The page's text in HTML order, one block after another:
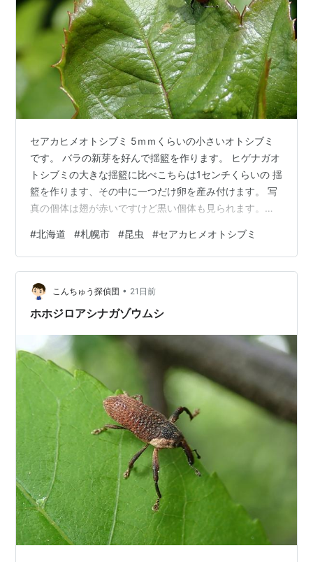
石狩鍋
スープカレー
味噌ラーメン(桑園の競馬場の南側モーテルの側の
『ラーメンたにがわ』は最高。奥さんも超美人らし
い。経費をかけすぎているために奥さんから尻を叩
かれながらの営業努力がいつ実をを結ぶのか？)
花・木・鳥
市の木 ライラック
市の鳥 カッコウ
姉妹都市
ポートランド（米国）
ミュンヘン（ドイツ）
瀋陽（中国）
ノボシビルスク（ロシア連邦）
出身芸能人
五十嵐(吉本興業・・・・父はカイロプラクティック
店を経営)
石黒彩（タレント・元モーニング娘。）
緒方龍一（w-inds.）
北川久仁子（タレント）
紺野あさ美（元モーニング娘。、音楽ガッタス）
セアカヒメオトシブミ 5ｍｍくらいの小さいオトシブミ
です。 バラの新芽を好んで揺籃を作ります。 ヒゲナガオ
トシブミの大きな揺籃に比べこちらは1センチくらいの 揺
籃を作ります、その中に一つだけ卵を産み付けます。 写
真の個体は翅が赤いですけど黒い個体も見られます。
さりありがとうございます。また明日もどうぞ、宜しく
お願い致します ・・・v(｡･ω･｡)ｨｪｨ♪ 昆虫ランキング に
ほんブログ村
#北海道 #札幌市 #昆虫 #セアカヒメオトシブミ
こんちゅう探偵団 • 21日前
ホホジロアシナガゾウムシ